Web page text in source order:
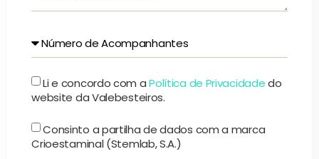
Li e concordo com aPolítica de Privacidadedo
website da Valebesteiros.
Consinto a partilha de dados com a marca
Crioestaminal (Stemlab, S.A.)